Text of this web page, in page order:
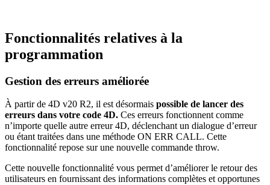
Fonctionnalités relatives à la
programmation
Gestion des erreurs améliorée
À partir de 4D v20 R2, il est désormais possible de lancer des
erreurs dans votre code 4D. Ces erreurs fonctionnent comme
n’importe quelle autre erreur 4D, déclenchant un dialogue d’erreur
ou étant traitées dans une méthode ON ERR CALL. Cette
fonctionnalité repose sur une nouvelle commande throw.
Cette nouvelle fonctionnalité vous permet d’améliorer le retour des
utilisateurs en fournissant des informations complètes et opportunes